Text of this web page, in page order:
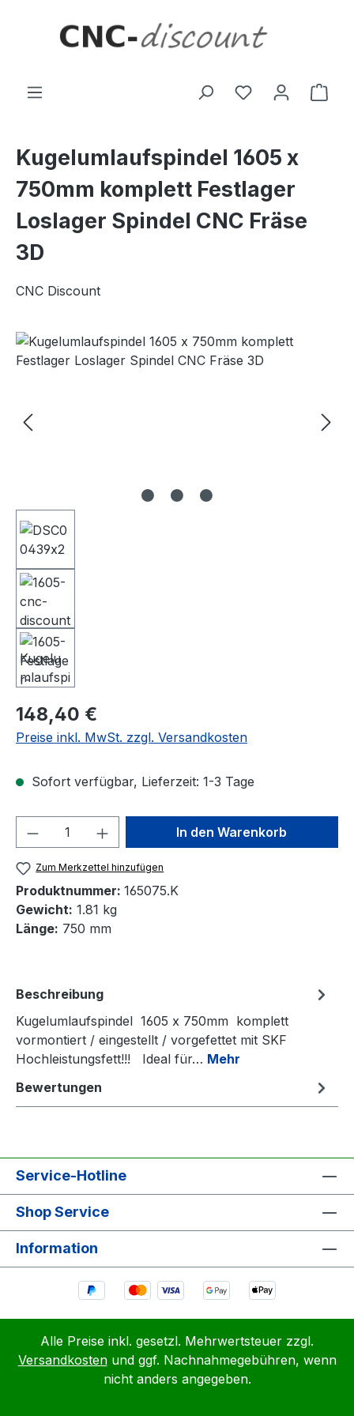
Kugelumlaufspindel 1605 x
750mm komplett Festlager
Loslager Spindel CNC Fräse
3D
CNC Discount
Bildergalerie überspringen
Regulärer Preis:
148,40 €
Preise inkl. MwSt. zzgl. Versandkosten
Sofort verfügbar, Lieferzeit: 1-3 Tage
Produkt Anzahl: Gib denIn den Warenkorb
Zum Merkzettel hinzufügen
Produktnummer: 165075.K
Gewicht: 1.81 kg
Länge: 750 mm
Beschreibung
Kugelumlaufspindel 1605 x 750mm komplett
vormontiert / eingestellt / vorgefettet mit SKF
Hochleistungsfett!!! Ideal für… Mehr
Bewertungen
Service-Hotline
Shop Service
Information
Alle Preise inkl. gesetzl. Mehrwertsteuer zzgl.
Versandkostenund ggf. Nachnahmegebühren, wenn
nicht anders angegeben.